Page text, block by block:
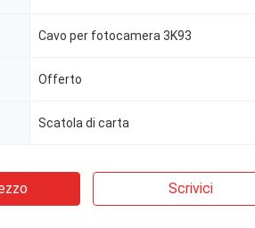
Cavo per fotocamera 3K93
Offerto
Scatola di carta
Scrivici